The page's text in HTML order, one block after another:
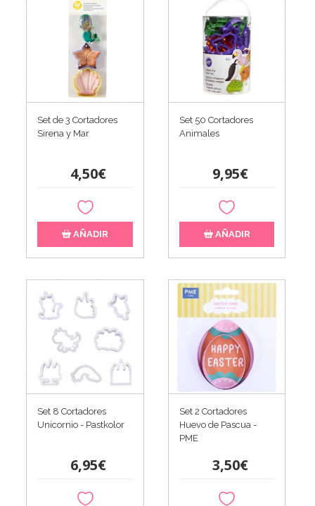
Set de 3 Cortadores
Sirena y Mar
4,50€
AÑADIR
Set 50 Cortadores
Animales
9,95€
AÑADIR
Set 8 Cortadores
Unicornio - Pastkolor
6,95€
Set 2 Cortadores
Huevo de Pascua -
PME
3,50€